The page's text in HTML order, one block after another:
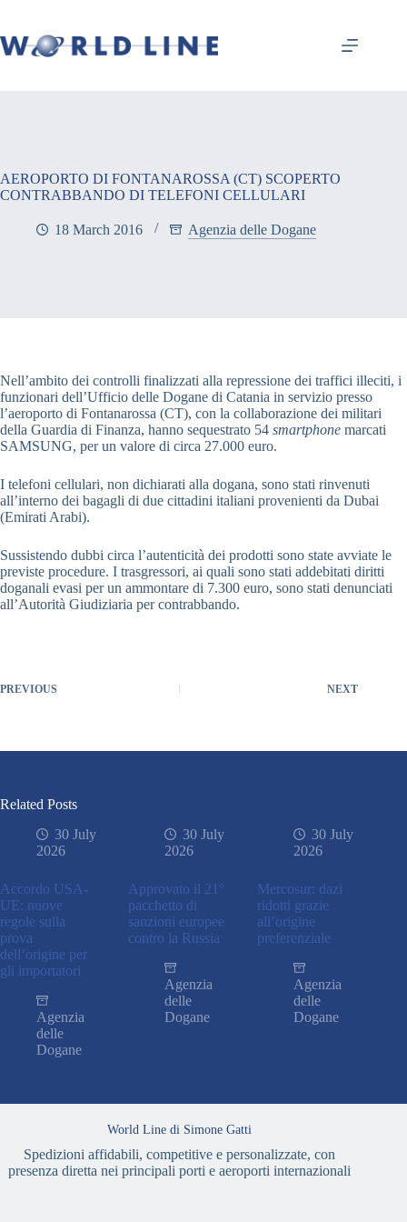
AEROPORTO DI FONTANAROSSA (CT) SCOPERTO
CONTRABBANDO DI TELEFONI CELLULARI
18 March 2016 Agenzia delle Dogane
Nell’ambito dei controlli finalizzati alla repressione dei traffici illeciti, i
funzionari dell’Ufficio delle Dogane di Catania in servizio presso
l’aeroporto di Fontanarossa (CT), con la collaborazione dei militari
della Guardia di Finanza, hanno sequestrato 54 smartphone marcati
SAMSUNG, per un valore di circa 27.000 euro.
I telefoni cellulari, non dichiarati alla dogana, sono stati rinvenuti
all’interno dei bagagli di due cittadini italiani provenienti da Dubai
(Emirati Arabi).
Sussistendo dubbi circa l’autenticità dei prodotti sono state avviate le
previste procedure. I trasgressori, ai quali sono stati addebitati diritti
doganali evasi per un ammontare di 7.300 euro, sono stati denunciati
all’Autorità Giudiziaria per contrabbando.
PREVIOUS NEXT
Related Posts
30 July
2026
Accordo USA-
UE: nuove
regole sulla
prova
dell’origine per
gli importatori
Agenzia
delle
Dogane
30 July
2026
Approvato il 21°
pacchetto di
sanzioni europee
contro la Russia
Agenzia
delle
Dogane
30 July
2026
Mercosur: dazi
ridotti grazie
all’origine
preferenziale
Agenzia
delle
Dogane
World Line di Simone Gatti
Spedizioni affidabili, competitive e personalizzate, con
presenza diretta nei principali porti e aeroporti internazionali